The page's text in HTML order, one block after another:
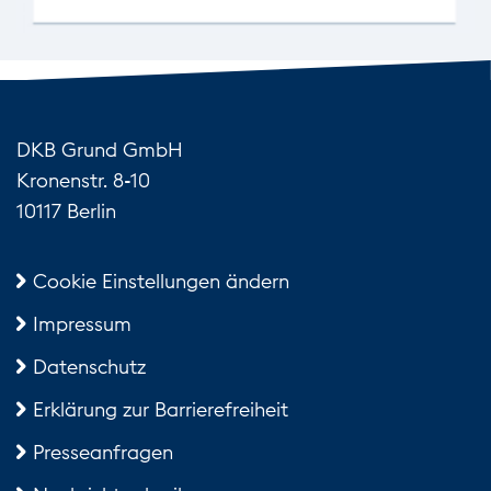
DKB Grund GmbH
Kronenstr. 8-10
10117 Berlin
Cookie Einstellungen ändern
Impressum
Datenschutz
Erklärung zur Barrierefreiheit
Presseanfragen